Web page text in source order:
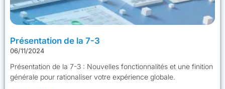
Présentation de la 7-3
06/11/2024
Présentation de la 7-3 : Nouvelles fonctionnalités et une finition
générale pour rationaliser votre expérience globale.